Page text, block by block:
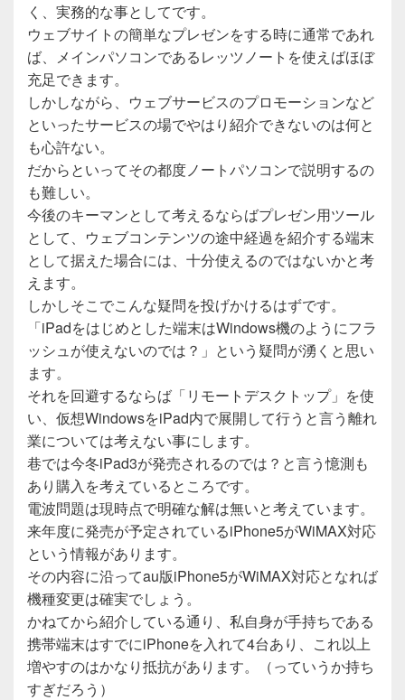
く、実務的な事としてです。
ウェブサイトの簡単なプレゼンをする時に通常であれ
ば、メインパソコンであるレッツノートを使えばほぼ
充足できます。
しかしながら、ウェブサービスのプロモーションなど
といったサービスの場でやはり紹介できないのは何と
も心許ない。
だからといってその都度ノートパソコンで説明するの
も難しい。
今後のキーマンとして考えるならばプレゼン用ツール
として、ウェブコンテンツの途中経過を紹介する端末
として据えた場合には、十分使えるのではないかと考
えます。
しかしそこでこんな疑問を投げかけるはずです。
「iPadをはじめとした端末はWindows機のようにフラ
ッシュが使えないのでは？」という疑問が湧くと思い
ます。
それを回避するならば「リモートデスクトップ」を使
い、仮想WindowsをiPad内で展開して行うと言う離れ
業については考えない事にします。
巷では今冬iPad3が発売されるのでは？と言う憶測も
あり購入を考えているところです。
電波問題は現時点で明確な解は無いと考えています。
来年度に発売が予定されているiPhone5がWiMAX対応
という情報があります。
その内容に沿ってau版iPhone5がWiMAX対応となれば
機種変更は確実でしょう。
かねてから紹介している通り、私自身が手持ちである
携帯端末はすでにiPhoneを入れて4台あり、これ以上
増やすのはかなり抵抗があります。（っていうか持ち
すぎだろう）